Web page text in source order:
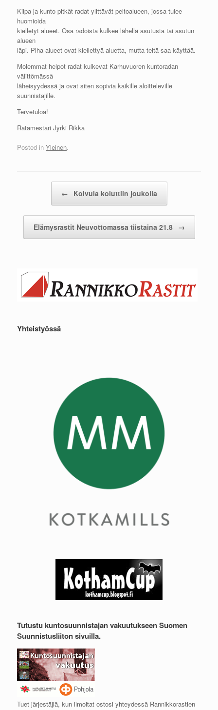
Kilpa ja kunto pitkät radat ylittävät peltoalueen, jossa tulee
huomioida
kielletyt alueet. Osa radoista kulkee lähellä asutusta tai asutun
alueen
läpi. Piha alueet ovat kiellettyä aluetta, mutta teitä saa käyttää.
Molemmat helpot radat kulkevat Karhuvuoren kuntoradan
välittömässä
läheisyydessä ja ovat siten sopivia kaikille aloitteleville
suunnistajille.
Tervetuloa!
Ratamestari Jyrki Rikka
Posted in Yleinen.
← Koivula koluttiin joukolla
Elämysrastit Neuvottomassa tiistaina 21.8 →
Yhteistyössä
Tutustu kuntosuunnistajan vakuutukseen Suomen
Suunnistusliiton sivuilla.
Tuet järjestäjiä, kun ilmoitat ostosi yhteydessä Rannikkorastien